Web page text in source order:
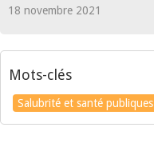
18 novembre 2021
Mots-clés
Salubrité et santé publiques